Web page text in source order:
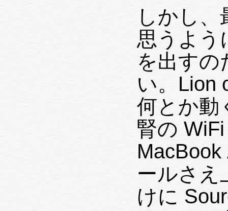
しかし
思うよう
を出すのだが、 あ
い。Lion
何とか動
腎の WiFi I/F を持っ
MacBook Air
ールさ
けに